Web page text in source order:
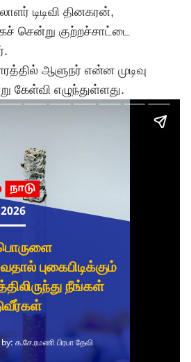
டிடிவி தினகரன்,
சென்று குற்றச்சாட்டை
ஆளுநர் என்ன முடிவு
கேள்வி எழுந்துள்ளது.